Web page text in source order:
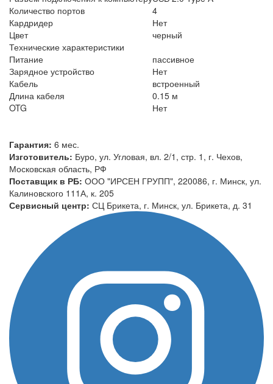
Количество портов
4
Кардридер
Нет
Цвет
черный
Технические характеристики
Питание
пассивное
Зарядное устройство
Нет
Кабель
встроенный
Длина кабеля
0.15 м
OTG
Нет
Гарантия: 6 мес.
Изготовитель: Буро, ул. Угловая, вл. 2/1, стр. 1, г. Чехов,
Московская область, РФ
Поставщик в РБ: ООО "ИРСЕН ГРУПП", 220086, г. Минск, ул.
Калиновского 111А, к. 205
Сервисный центр: СЦ Брикета, г. Минск, ул. Брикета, д. 31